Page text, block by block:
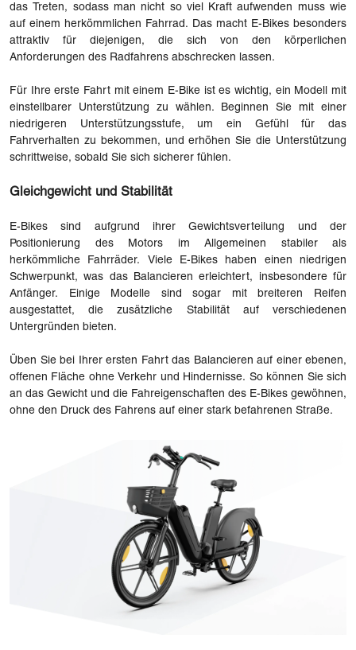
das Treten, sodass man nicht so viel Kraft aufwenden muss wie
auf einem herkömmlichen Fahrrad. Das macht E-Bikes besonders
attraktiv für diejenigen, die sich von den körperlichen
Anforderungen des Radfahrens abschrecken lassen.
Für Ihre erste Fahrt mit einem E-Bike ist es wichtig, ein Modell mit
einstellbarer Unterstützung zu wählen. Beginnen Sie mit einer
niedrigeren Unterstützungsstufe, um ein Gefühl für das
Fahrverhalten zu bekommen, und erhöhen Sie die Unterstützung
schrittweise, sobald Sie sich sicherer fühlen.
Gleichgewicht und Stabilität
E-Bikes sind aufgrund ihrer Gewichtsverteilung und der
Positionierung des Motors im Allgemeinen stabiler als
herkömmliche Fahrräder. Viele E-Bikes haben einen niedrigen
Schwerpunkt, was das Balancieren erleichtert, insbesondere für
Anfänger. Einige Modelle sind sogar mit breiteren Reifen
ausgestattet, die zusätzliche Stabilität auf verschiedenen
Untergründen bieten.
Üben Sie bei Ihrer ersten Fahrt das Balancieren auf einer ebenen,
offenen Fläche ohne Verkehr und Hindernisse. So können Sie sich
an das Gewicht und die Fahreigenschaften des E-Bikes gewöhnen,
ohne den Druck des Fahrens auf einer stark befahrenen Straße.